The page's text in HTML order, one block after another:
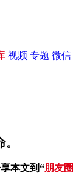
视频 专题 微信
本文到“朋友圈